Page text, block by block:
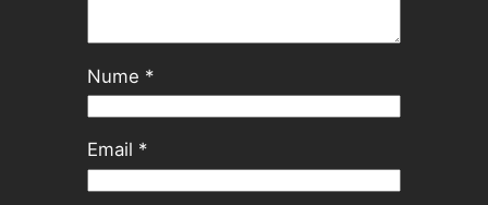
Nume *
Email *